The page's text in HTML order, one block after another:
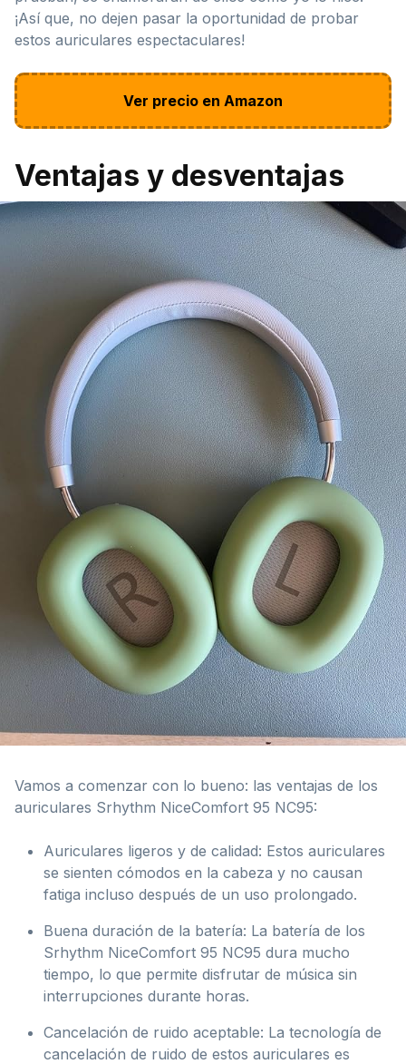
¡Así que, no dejen pasar la oportunidad de probar
estos auriculares espectaculares!
Ver precio en Amazon
Ventajas y desventajas
Vamos a comenzar con lo bueno: las ventajas de los
auriculares Srhythm NiceComfort 95 NC95:
Auriculares ligeros y de calidad: Estos auriculares
se sienten cómodos en la cabeza y no causan
fatiga incluso después de un uso prolongado.
Buena duración de la batería: La batería de los
Srhythm NiceComfort 95 NC95 dura mucho
tiempo, lo que permite disfrutar de música sin
interrupciones durante horas.
Cancelación de ruido aceptable: La tecnología de
cancelación de ruido de estos auriculares es